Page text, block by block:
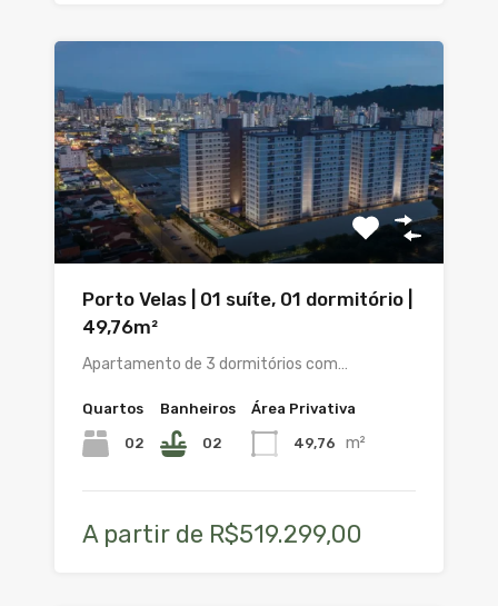
Porto Velas | 01 suíte, 01 dormitório |
49,76m²
Apartamento de 3 dormitórios com…
Quartos
02
Banheiros
02
Área Privativa
49,76 m²
A partir de R$519.299,00